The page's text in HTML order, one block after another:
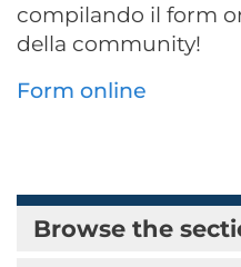
compilando il form
della community!
Form online
Browse the